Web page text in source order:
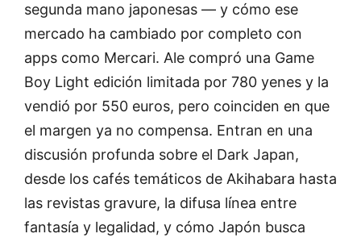
segunda mano japonesas — y cómo ese
mercado ha cambiado por completo con
apps como Mercari. Ale compró una Game
Boy Light edición limitada por 780 yenes y la
vendió por 550 euros, pero coinciden en que
el margen ya no compensa. Entran en una
discusión profunda sobre el Dark Japan,
desde los cafés temáticos de Akihabara hasta
las revistas gravure, la difusa línea entre
fantasía y legalidad, y cómo Japón busca